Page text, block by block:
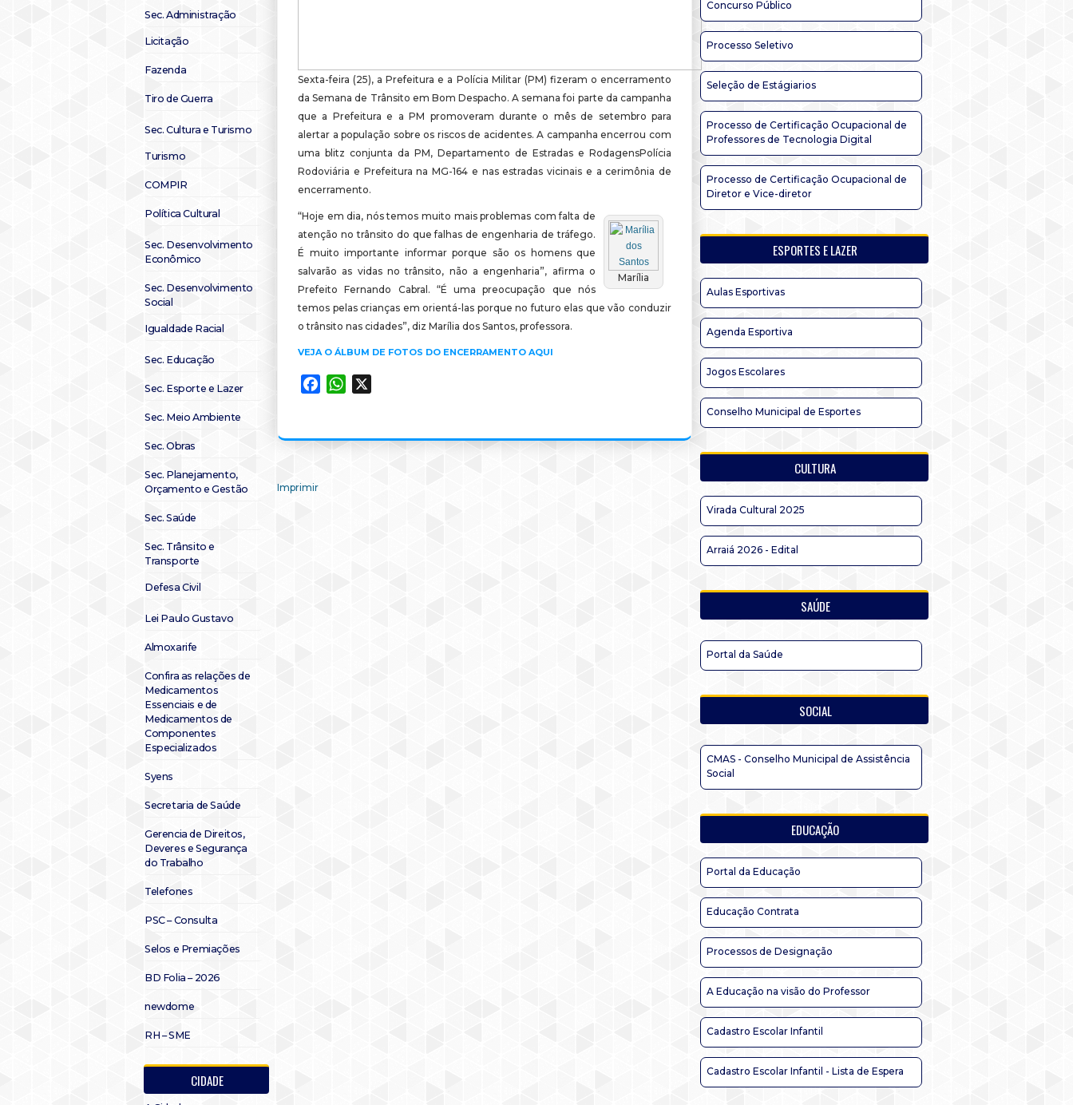
Sec. Administração
Licitação
Fazenda
Tiro de Guerra
Sec. Cultura e Turismo
Turismo
COMPIR
Política Cultural
Sec. Desenvolvimento
Econômico
Sec. Desenvolvimento
Social
Igualdade Racial
Sec. Educação
Sec. Esporte e Lazer
Sec. Meio Ambiente
Sec. Obras
Sec. Planejamento,
Orçamento e Gestão
Sec. Saúde
Sec. Trânsito e
Transporte
Defesa Civil
Lei Paulo Gustavo
Almoxarife
Confira as relações de
Medicamentos
Essenciais e de
Medicamentos de
Componentes
Especializados
Syens
Secretaria de Saúde
Gerencia de Direitos,
Deveres e Segurança
do Trabalho
Telefones
PSC – Consulta
Selos e Premiações
BD Folia – 2026
newdome
RH – SME
CIDADE
Sexta-feira (25), a Prefeitura e a Polícia Militar (PM) fizeram o encerramento
da Semana de Trânsito em Bom Despacho. A semana foi parte da campanha
que a Prefeitura e a PM promoveram durante o mês de setembro para
alertar a população sobre os riscos de acidentes. A campanha encerrou com
uma blitz conjunta da PM, Departamento de Estradas e RodagensPolícia
Rodoviária e Prefeitura na MG-164 e nas estradas vicinais e a cerimônia de
encerramento.
Marília
“Hoje em dia, nós temos muito mais problemas com falta de
atenção no trânsito do que falhas de engenharia de tráfego.
É muito importante informar porque são os homens que
salvarão as vidas no trânsito, não a engenharia”, afirma o
Prefeito Fernando Cabral. “É uma preocupação que nós
temos pelas crianças em orientá-las porque no futuro elas que vão conduzir
o trânsito nas cidades”, diz Marília dos Santos, professora.
VEJA O ÁLBUM DE FOTOS DO ENCERRAMENTO AQUI
FacebookWhatsApp
Imprimir
Concurso Público
Processo Seletivo
Seleção de Estágiarios
Processo de Certificação Ocupacional de
Professores de Tecnologia Digital
Processo de Certificação Ocupacional de
Diretor e Vice-diretor
ESPORTES E LAZER
Aulas Esportivas
Agenda Esportiva
Jogos Escolares
Conselho Municipal de Esportes
CULTURA
Virada Cultural 2025
Arraiá 2026 - Edital
SAÚDE
Portal da Saúde
SOCIAL
CMAS - Conselho Municipal de Assistência
Social
EDUCAÇÃO
Portal da Educação
Educação Contrata
Processos de Designação
A Educação na visão do Professor
Cadastro Escolar Infantil
Cadastro Escolar Infantil - Lista de Espera